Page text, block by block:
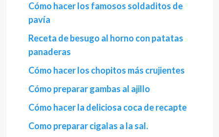
Cómo hacer los famosos soldaditos de
pavía
Receta de besugo al horno con patatas
panaderas
Cómo hacer los chopitos más crujientes
Cómo preparar gambas al ajillo
Cómo hacer la deliciosa coca de recapte
Como preparar cigalas a la sal.